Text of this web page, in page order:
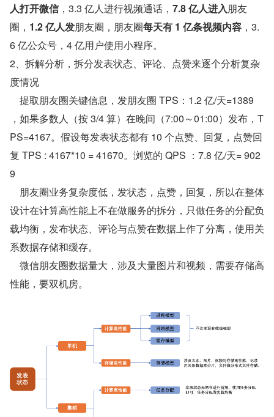
人打开微信，3.3 亿人进行视频通话， 7.8 亿人进入朋友
圈， 1.2 亿人发朋友圈，朋友圈每天有 1 亿条视频内容 ，3.
6 亿公众号，4 亿用户使用小程序。
2、拆解分析，拆分发表状态、评论、点赞来逐个分析复杂
度情况
提取朋友圈关键信息，发朋友圈 TPS：1.2 亿/天=1389
，如果多数人（按 3/4 算）在晚间（7:00～01:00）发布，T
PS=4167。假设每发表状态都有 10 个点赞、回复，点赞回
复 TPS : 4167*10 = 41670。浏览的 QPS ：7.8 亿/天= 902
9
朋友圈业务复杂度低，发状态，点赞，回复，所以在整体
设计在计算高性能上不在做服务的拆分，只做任务的分配负
载均衡，发布状态、评论与点赞在数据上作了分离，使用关
系数据存储和缓存。
微信朋友圈数据量大，涉及大量图片和视频，需要存储高
性能，要双机房。